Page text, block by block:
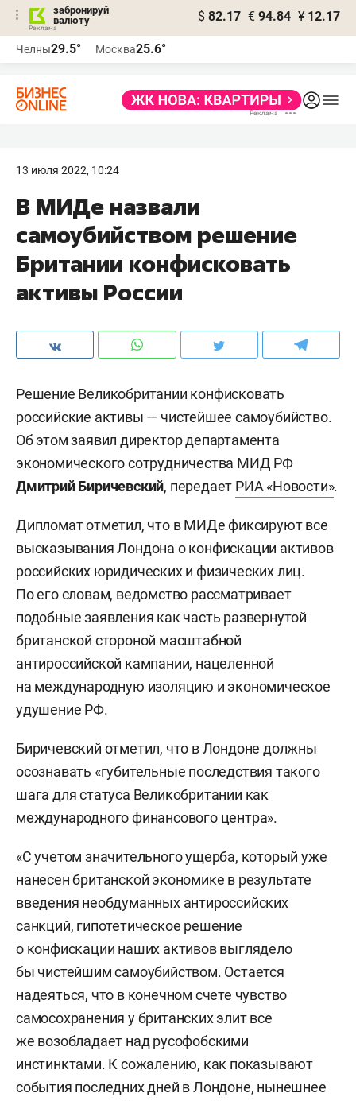
забронируй
валюту
$ 82.17 € 94.84 ¥ 12.17
Челны29.5° Москва25.6°
13 июля 2022, 10:24
В МИДе назвали
самоубийством решение
Британии конфисковать
активы России
Решение Великобритании конфисковать
российские активы — чистейшее самоубийство.
Об этом заявил директор департамента
экономического сотрудничества МИД РФ
Дмитрий Биричевский, передает РИА «Новости».
Дипломат отметил, что в МИДе фиксируют все
высказывания Лондона о конфискации активов
российских юридических и физических лиц.
По его словам, ведомство рассматривает
подобные заявления как часть развернутой
британской стороной масштабной
антироссийской кампании, нацеленной
на международную изоляцию и экономическое
удушение РФ.
Биричевский отметил, что в Лондоне должны
осознавать «губительные последствия такого
шага для статуса Великобритании как
международного финансового центра».
«С учетом значительного ущерба, который уже
нанесен британской экономике в результате
введения необдуманных антироссийских
санкций, гипотетическое решение
о конфискации наших активов выглядело
бы чистейшим самоубийством. Остается
надеяться, что в конечном счете чувство
самосохранения у британских элит все
же возобладает над русофобскими
инстинктами. К сожалению, как показывают
события последних дней в Лондоне, нынешнее